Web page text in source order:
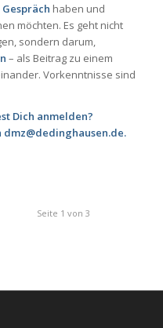
haben und
möchten. Es geht nicht
sondern darum,
– als Beitrag zu einem
Vorkenntnisse sind
Dich anmelden?
Seite 1 von 3